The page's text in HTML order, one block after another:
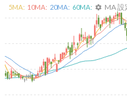
5MA: 10MA: 20MA: 60MA: settings MA 設